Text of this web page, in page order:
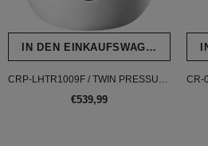
IN DEN EINKAUFSWAGEN LEGEN
CRP-LHTR1009F / TWIN PRESSURE IH (Induktion Dampfdruck) Reiskocher
€539,99